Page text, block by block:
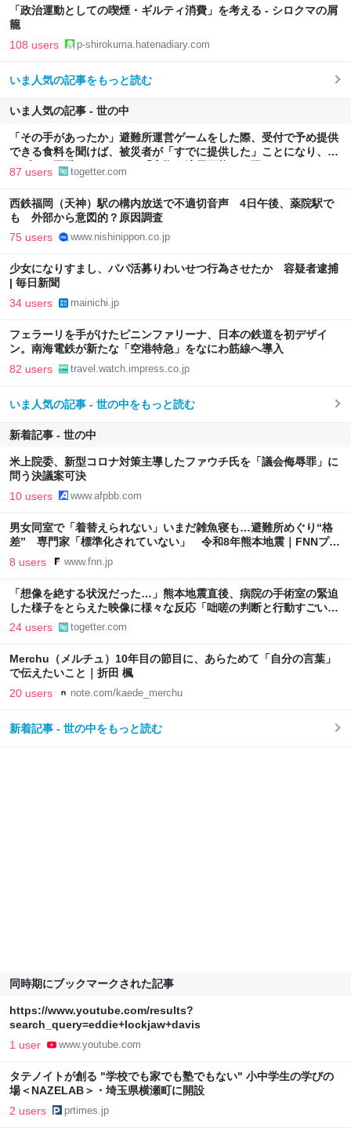
「政治運動としての喫煙・ギルティ消費」を考える - シロクマの屑
籠
108 users p-shirokuma.hatenadiary.com
いま人気の記事をもっと読む
いま人気の記事 - 世の中
「その手があったか」避難所運営ゲームをした際、受付で予め提供
できる食料を聞けば、被災者が「すでに提供した」ことになり、ト
ラブルを回避できた、ただ「実際に適用可能とは限らない」かも
87 users togetter.com
西鉄福岡（天神）駅の構内放送で不適切音声 4日午後、薬院駅で
も 外部から意図的？原因調査
75 users www.nishinippon.co.jp
少女になりすまし、パパ活募りわいせつ行為させたか 容疑者逮捕
| 毎日新聞
34 users mainichi.jp
フェラーリを手がけたピニンファリーナ、日本の鉄道を初デザイ
ン。南海電鉄が新たな「空港特急」をなにわ筋線へ導入
82 users travel.watch.impress.co.jp
いま人気の記事 - 世の中をもっと読む
新着記事 - 世の中
米上院委、新型コロナ対策主導したファウチ氏を「議会侮辱罪」に
問う決議案可決
10 users www.afpbb.com
男女同室で「着替えられない」いまだ雑魚寝も…避難所めぐり“格
差” 専門家「標準化されていない」 令和8年熊本地震｜FNNプラ
イムオンライン
8 users www.fnn.jp
「想像を絶する状況だった…」熊本地震直後、病院の手術室の緊迫
した様子をとらえた映像に様々な反応「咄嗟の判断と行動すごい」
「リスペクトしかない」
24 users togetter.com
Merchu（メルチュ）10年目の節目に、あらためて「自分の言葉」
で伝えたいこと｜折田 楓
20 users note.com/kaede_merchu
新着記事 - 世の中をもっと読む
同時期にブックマークされた記事
https://www.youtube.com/results?
search_query=eddie+lockjaw+davis
1 user www.youtube.com
タテノイトが創る "学校でも家でも塾でもない" 小中学生の学びの
場＜NAZELAB＞・埼玉県横瀬町に開設
2 users prtimes.jp